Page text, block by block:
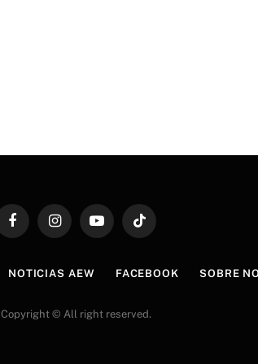
FacebookInstagramYouTubeTikTok
NOTICIAS AEW FACEBOOK SOBRE
Copyright © All right reserved.